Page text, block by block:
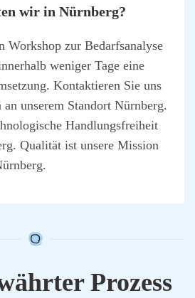
wir in Nürn­berg?
Work­shop zur Bedarfs­ana­ly­se
weni­ger Tage eine
Kon­tak­tie­ren Sie uns
unse­rem Stand­ort Nürn­berg.
Hand­lungs­frei­heit
Qua­li­tät ist unse­re Mis­si­on
Pro­zess